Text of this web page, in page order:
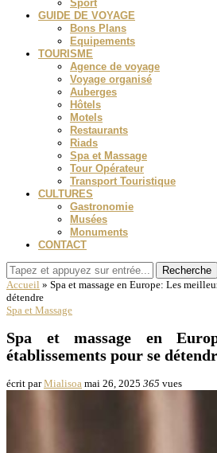
Sport
GUIDE DE VOYAGE
Bons Plans
Equipements
TOURISME
Agence de voyage
Voyage organisé
Auberges
Hôtels
Motels
Restaurants
Riads
Spa et Massage
Tour Opérateur
Transport Touristique
CULTURES
Gastronomie
Musées
Monuments
CONTACT
Recherche
Accueil » Spa et massage en Europe: Les
détendre
Spa et Massage
Spa et massage en
établissements pour se
écrit parMialisoa mai 26, 2025 365 vues